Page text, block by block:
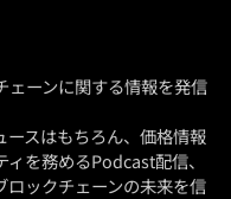
ェーンに関する情報を発信
ースはもちろん、価格情報
を務めるPodcast配信、
ックチェーンの未来を信